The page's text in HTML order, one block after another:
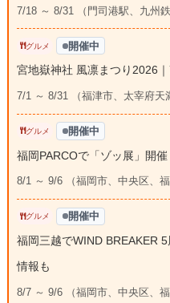
7/18 ～ 8/31 （門司港駅、九州鉄
グルメ 開催中
宮地嶽神社 風凛まつり2026
7/1 ～ 8/31 （福津市、太宰府天
グルメ 開催中
福岡PARCOで「ゾッ展」開
8/1 ～ 9/6 （福岡市、中央区、福
グルメ 開催中
福岡三越でWIND BREAKER
情報も
8/7 ～ 9/6 （福岡市、中央区、福